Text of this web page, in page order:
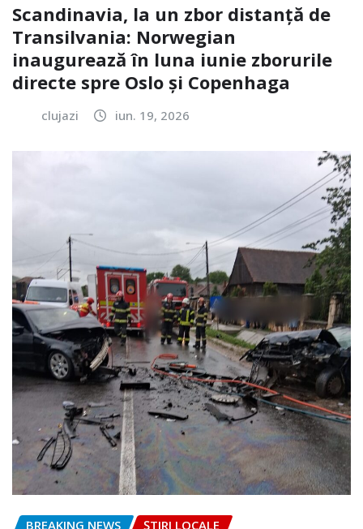
Scandinavia, la un zbor distanță de
Transilvania: Norwegian
inaugurează în luna iunie zborurile
directe spre Oslo și Copenhaga
clujazi iun. 19, 2026
BREAKING NEWS ȘTIRI LOCALE